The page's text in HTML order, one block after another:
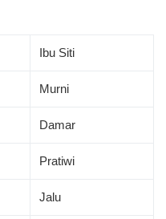
Ibu Siti
Murni
Damar
Pratiwi
Jalu